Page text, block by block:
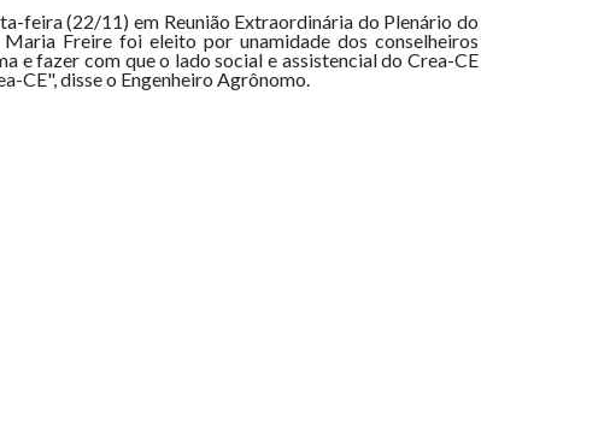
feira (22/11) em Reunião Extraordinária do Plenário do
Freire foi eleito por unamidade dos conselheiros
e fazer com que o lado social e assistencial do Crea-CE
CE", disse o Engenheiro Agrônomo.